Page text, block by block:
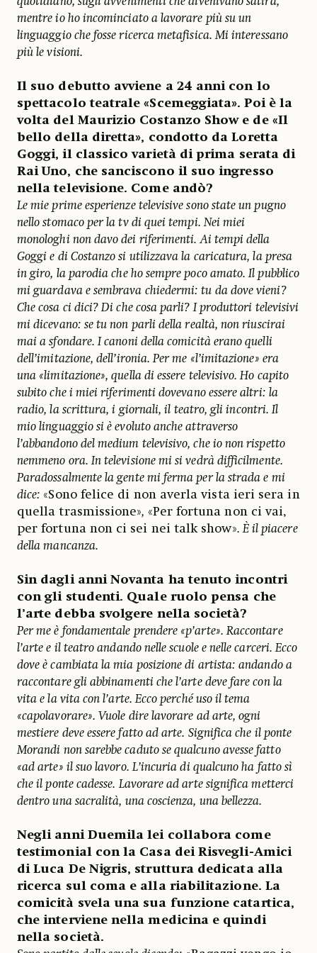
mentre io ho incominciato a lavorare più su un
linguaggio che fosse ricerca metafisica. Mi interessano
più le visioni.
Il suo debutto avviene a 24 anni con lo
spettacolo teatrale «Scemeggiata». Poi è la
volta del Maurizio Costanzo Show e de «Il
bello della diretta», condotto da Loretta
Goggi, il classico varietà di prima serata di
Rai Uno, che sanciscono il suo ingresso
nella televisione. Come andò?
Le mie prime esperienze televisive sono state un pugno
nello stomaco per la tv di quei tempi. Nei miei
monologhi non davo dei riferimenti. Ai tempi della
Goggi e di Costanzo si utilizzava la caricatura, la presa
in giro, la parodia che ho sempre poco amato. Il pubblico
mi guardava e sembrava chiedermi: tu da dove vieni?
Che cosa ci dici? Di che cosa parli? I produttori televisivi
mi dicevano: se tu non parli della realtà, non riuscirai
mai a sfondare. I canoni della comicità erano quelli
dell’imitazione, dell’ironia. Per me «l’imitazione» era
una «limitazione», quella di essere televisivo. Ho capito
subito che i miei riferimenti dovevano essere altri: la
radio, la scrittura, i giornali, il teatro, gli incontri. Il
mio linguaggio si è evoluto anche attraverso
l’abbandono del medium televisivo, che io non rispetto
nemmeno ora. In televisione mi si vedrà difficilmente.
Paradossalmente la gente mi ferma per la strada e mi
dice: «Sono felice di non averla vista ieri sera in
quella trasmissione», «Per fortuna non ci vai,
per fortuna non ci sei nei talk show». È il piacere
della mancanza.
Sin dagli anni Novanta ha tenuto incontri
con gli studenti. Quale ruolo pensa che
l’arte debba svolgere nella società?
Per me è fondamentale prendere «p’arte». Raccontare
l’arte e il teatro andando nelle scuole e nelle carceri. Ecco
dove è cambiata la mia posizione di artista: andando a
raccontare gli abbinamenti che l’arte deve fare con la
vita e la vita con l’arte. Ecco perché uso il tema
«capolavorare». Vuole dire lavorare ad arte, ogni
mestiere deve essere fatto ad arte. Significa che il ponte
Morandi non sarebbe caduto se qualcuno avesse fatto
«ad arte» il suo lavoro. L’incuria di qualcuno ha fatto sì
che il ponte cadesse. Lavorare ad arte significa metterci
dentro una sacralità, una coscienza, una bellezza.
Negli anni Duemila lei collabora come
testimonial con la Casa dei Risvegli-Amici
di Luca De Nigris, struttura dedicata alla
ricerca sul coma e alla riabilitazione. La
comicità svela una sua funzione catartica,
che interviene nella medicina e quindi
nella società.